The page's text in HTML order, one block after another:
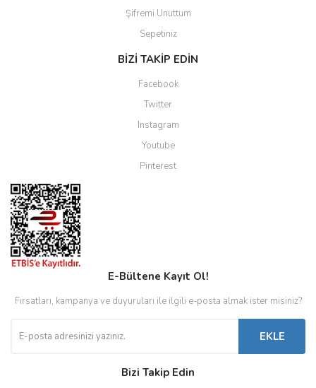
Şifremi Unuttum
Sepetiniz
BİZİ TAKİP EDİN
Facebook
Twitter
Instagram
Youtube
Pinterest
E-Bültene Kayıt Ol!
Fırsatları, kampanya ve duyuruları ile ilgili e-posta almak ister misiniz?
EKLE
Bizi Takip Edin